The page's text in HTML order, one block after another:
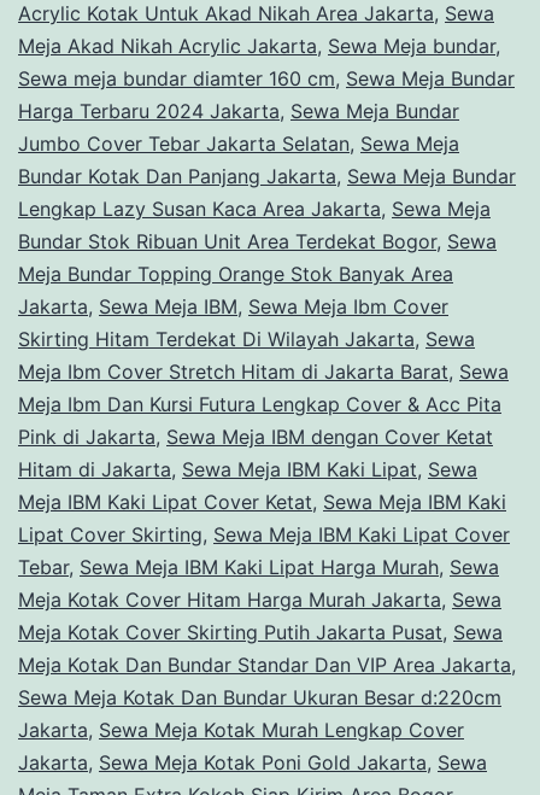
Acrylic Kotak Untuk Akad Nikah Area Jakarta, Sewa
Meja Akad Nikah Acrylic Jakarta, Sewa Meja bundar,
Sewa meja bundar diamter 160 cm, Sewa Meja Bundar
Harga Terbaru 2024 Jakarta, Sewa Meja Bundar
Jumbo Cover Tebar Jakarta Selatan, Sewa Meja
Bundar Kotak Dan Panjang Jakarta, Sewa Meja Bundar
Lengkap Lazy Susan Kaca Area Jakarta, Sewa Meja
Bundar Stok Ribuan Unit Area Terdekat Bogor, Sewa
Meja Bundar Topping Orange Stok Banyak Area
Jakarta, Sewa Meja IBM, Sewa Meja Ibm Cover
Skirting Hitam Terdekat Di Wilayah Jakarta, Sewa
Meja Ibm Cover Stretch Hitam di Jakarta Barat, Sewa
Meja Ibm Dan Kursi Futura Lengkap Cover & Acc Pita
Pink di Jakarta, Sewa Meja IBM dengan Cover Ketat
Hitam di Jakarta, Sewa Meja IBM Kaki Lipat, Sewa
Meja IBM Kaki Lipat Cover Ketat, Sewa Meja IBM Kaki
Lipat Cover Skirting, Sewa Meja IBM Kaki Lipat Cover
Tebar, Sewa Meja IBM Kaki Lipat Harga Murah, Sewa
Meja Kotak Cover Hitam Harga Murah Jakarta, Sewa
Meja Kotak Cover Skirting Putih Jakarta Pusat, Sewa
Meja Kotak Dan Bundar Standar Dan VIP Area Jakarta,
Sewa Meja Kotak Dan Bundar Ukuran Besar d:220cm
Jakarta, Sewa Meja Kotak Murah Lengkap Cover
Jakarta, Sewa Meja Kotak Poni Gold Jakarta, Sewa